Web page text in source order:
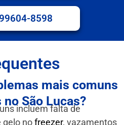
8598
mais comuns
São Lucas?
incluem falta de
gelo nofreezer, vazamentos